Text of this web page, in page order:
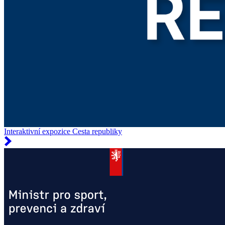
Interaktivní expozice Cesta republiky